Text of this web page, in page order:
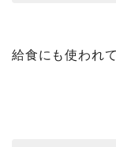
給食にも使われ